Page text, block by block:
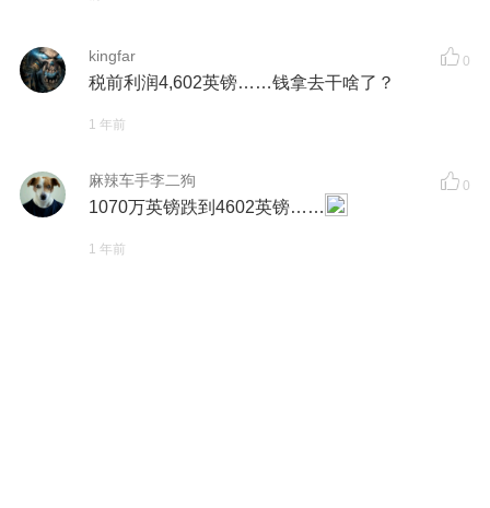
kingfar 0
税前利润4,602英镑……钱拿去干啥了？
1 年前
麻辣车手李二狗 0
1070万英镑跌到4602英镑……
1 年前